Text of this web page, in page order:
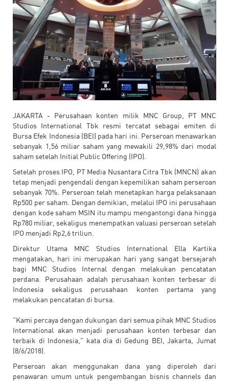
JAKARTA - Perusahaan konten milik MNC Group, PT MNC
Studios International Tbk resmi tercatat sebagai emiten di
Bursa Efek Indonesia (BEI) pada hari ini. Perseroan menawarkan
sebanyak 1,56 miliar saham yang mewakili 29,98% dari modal
saham setelah Initial Public Offering (IPO).
Setelah proses IPO, PT Media Nusantara Citra Tbk (MNCN) akan
tetap menjadi pengendali dengan kepemilikan saham perseroan
sebanyak 70%. Perseroan telah menetapkan harga pelaksanaan
Rp500 per saham. Dengan demikian, melalui IPO ini perusahaan
dengan kode saham MSIN itu mampu mengantongi dana hingga
Rp780 miliar, sekaligus menempatkan valuasi perseroan setelah
IPO menjadi Rp2,6 triliun.
Direktur Utama MNC Studios International Ella Kartika
mengatakan, hari ini merupakan hari yang sangat bersejarah
bagi MNC Studios Internal dengan melakukan pencatatan
perdana. Perusahaan adalah perusahaan konten terbesar di
Indonesia sekaligus perusahaan konten pertama yang
melakukan pencatatan di bursa.
"Kami percaya dengan dukungan dari semua pihak MNC Studios
International akan menjadi perusahaan konten terbesar dan
terbaik di Indonesia," kata dia di Gedung BEI, Jakarta, Jumat
(8/6/2018).
Perseroan akan menggunakan dana yang diperoleh dari
penawaran umum untuk pengembangan bisnis channels dan